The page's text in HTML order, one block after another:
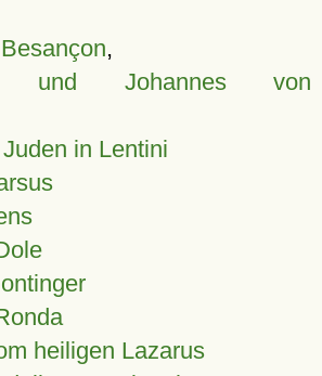
,
und Johannes von
in Lentini
heiligen Lazarus